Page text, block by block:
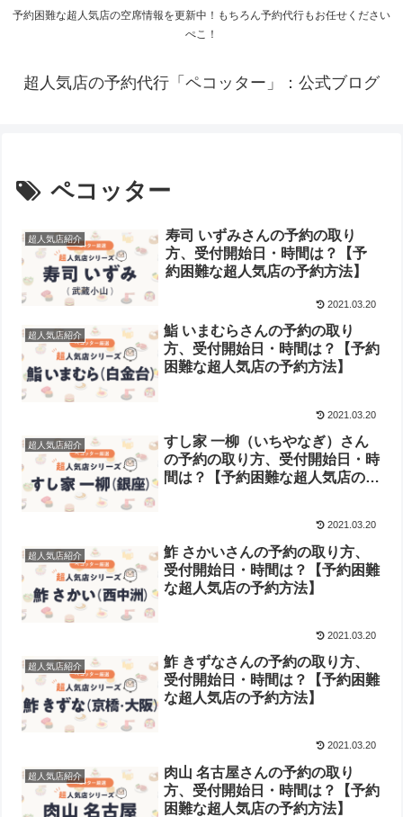
予約困難な超人気店の空席情報を更新中！もちろん予約代行もお任せください
ぺこ！
超人気店の予約代行「ペコッター」：公式ブログ
ペコッター
超人気店紹介
寿司 いずみさんの予約の取り
方、受付開始日・時間は？【予
約困難な超人気店の予約方法】
2021.03.20
超人気店紹介
鮨 いまむらさんの予約の取り
方、受付開始日・時間は？【予約
困難な超人気店の予約方法】
2021.03.20
超人気店紹介
すし家 一柳（いちやなぎ）さん
の予約の取り方、受付開始日・時
間は？【予約困難な超人気店の予
2021.03.20
超人気店紹介
鮓 さかいさんの予約の取り方、
受付開始日・時間は？【予約困難
な超人気店の予約方法】
2021.03.20
超人気店紹介
鮓 きずなさんの予約の取り方、
受付開始日・時間は？【予約困難
な超人気店の予約方法】
2021.03.20
超人気店紹介
肉山 名古屋さんの予約の取り
方、受付開始日・時間は？【予約
困難な超人気店の予約方法】